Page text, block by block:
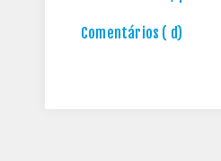
Comentários ( d)